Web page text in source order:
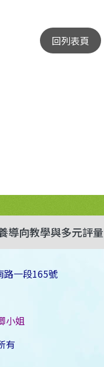
回列表頁
導向教學與多元評量
一段165號
小姐
有